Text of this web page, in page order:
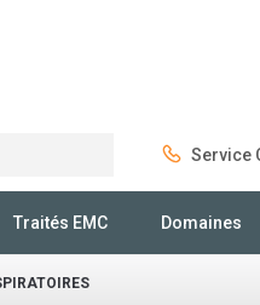
Service
Traités EMC Domaines